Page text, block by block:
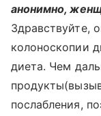
анонимно,
Здравствуйте,
колоноскопии
диета. Чем
послабления,